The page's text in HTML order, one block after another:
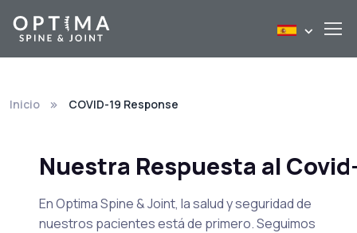
Inicio COVID-19 Response
Nuestra Respuesta al
En Optima Spine & Joint, la salud y seguridad de
nuestros pacientes está de primero. Seguimos